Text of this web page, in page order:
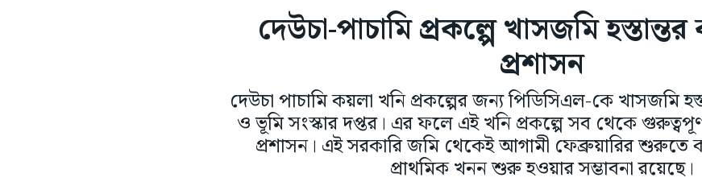
দেউচা-পাচামি প্রকল্পে খাসজমি
প্রশাসন
দেউচা পাচামি কয়লা খনি প্রকল্পের জন্য পিডিসিএল-কে খাসজমি
ও ভূমি সংস্কার দপ্তর। এর ফলে এই খনি প্রকল্পে সব থেকে
প্রশাসন। এই সরকারি জমি থেকেই আগামী ফেব্রুয়ারির শুরুতে
প্রাথমিক খনন শুরু হওয়ার সম্ভাবনা রয়েছে।